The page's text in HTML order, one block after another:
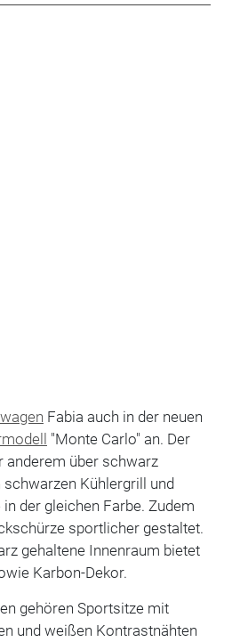
Fabia auch in der neuen
"Monte Carlo" an. Der
anderem über schwarz
schwarzen Kühlergrill und
der gleichen Farbe. Zudem
sportlicher gestaltet.
gehaltene Innenraum bietet
Karbon-Dekor.
gehören Sportsitze mit
und weißen Kontrastnähten